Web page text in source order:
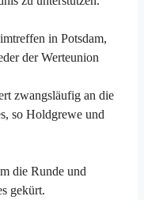
in Potsdam,
der Werteunion
zwangsläufig an die
so Holdgrewe und
die Runde und
gekürt.